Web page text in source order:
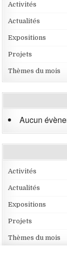
Activités
Actualités
Expositions
Projets
Thèmes du mois
Aucun
Activités
Actualités
Expositions
Projets
Thèmes du mois